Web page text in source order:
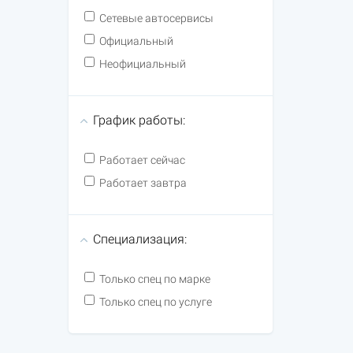
Сетевые автосервисы
Официальный
Неофициальный
График работы:
Работает сейчас
Работает завтра
Специализация:
Только спец по марке
Только спец по услуге